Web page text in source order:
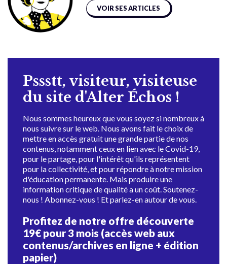
VOIR SES ARTICLES
Pssstt, visiteur, visiteuse
du site d'Alter Échos !
Nous sommes heureux que vous soyez si nombreux à
nous suivre sur le web. Nous avons fait le choix de
mettre en accès gratuit une grande partie de nos
contenus, notamment ceux en lien avec le Covid-19,
pour le partage, pour l'intérêt qu'ils représentent
pour la collectivité, et pour répondre à notre mission
d'éducation permanente. Mais produire une
information critique de qualité a un coût. Soutenez-
nous ! Abonnez-vous ! Et parlez-en autour de vous.
Profitez de notre offre découverte
19€ pour 3 mois (accès web aux
contenus/archives en ligne + édition
papier)